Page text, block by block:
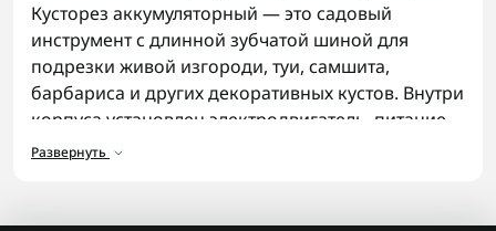
Кусторез аккумуляторный — это садовый
инструмент с длинной зубчатой шиной для
подрезки живой изгороди, туи, самшита,
барбариса и других декоративных кустов. Внутри
корпуса установлен электродвигатель, питание
подаёт съёмная батарея. Аккумуляторный
переставляя кабель между деревьями и
Развернуть